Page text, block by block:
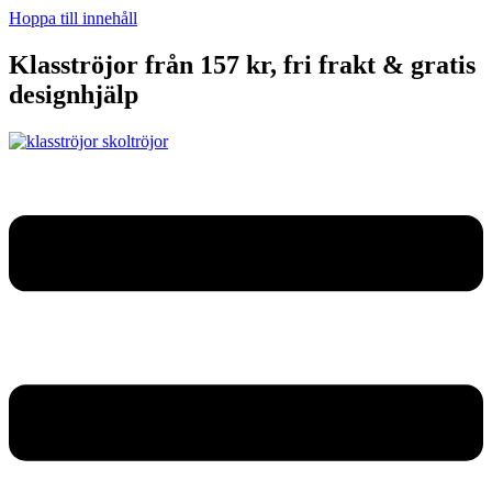
Hoppa till innehåll
Klasströjor från 157 kr, fri frakt & gratis
designhjälp